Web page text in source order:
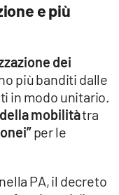
e più
dei
più banditi dalle
in modo unitario.
mobilitàtra
per le
PA, il decreto